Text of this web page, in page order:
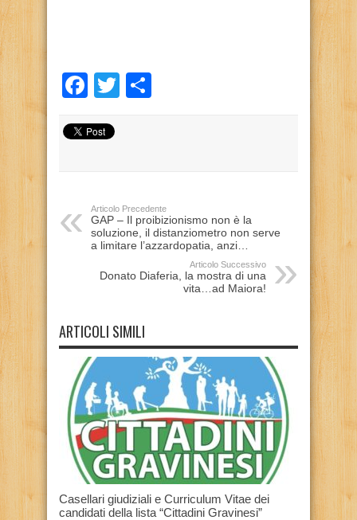
Facebook
Twitter
Articolo Precedente
GAP – Il proibizionismo non è la
soluzione, il distanziometro non serve
a limitare l’azzardopatia, anzi…
Articolo Successivo
Donato Diaferia, la mostra di una
vita…ad Maiora!
ARTICOLI SIMILI
Casellari giudiziali e Curriculum Vitae dei
candidati della lista “Cittadini Gravinesi”